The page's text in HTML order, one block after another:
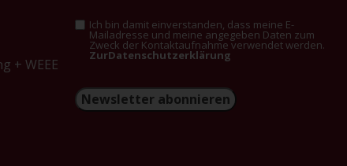
+ WEEE
Ich bin damit einverstanden, dass meine E-
Mailadresse und meine angegeben Daten zum
Zweck der Kontaktaufnahme verwendet werden.
ZurDatenschutzerklärung
Newsletter abonnieren